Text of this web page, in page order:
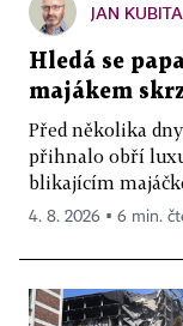
JAN KUBITA
Hledá se
majákem
Před několika
přihnalo obří
blikajícím
4. 8. 2026 ▪ 6 min.